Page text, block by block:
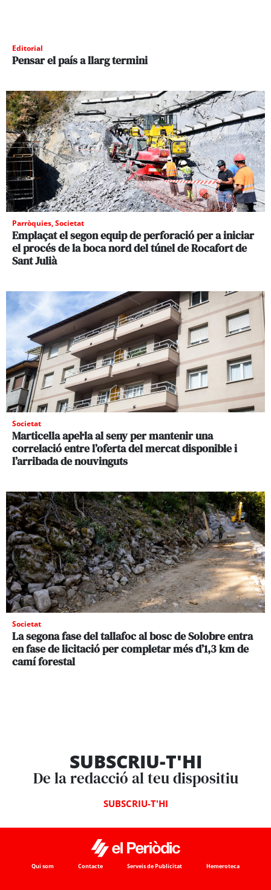
Editorial
Pensar el país a llarg termini
Parròquies,Societat
Emplaçat el segon equip de perforació per a iniciar
el procés de la boca nord del túnel de Rocafort de
Sant Julià
Societat
Marticella apel·la al seny per mantenir una
correlació entre l’oferta del mercat disponible i
l’arribada de nouvinguts
Societat
La segona fase del tallafoc al bosc de Solobre entra
en fase de licitació per completar més d’1,3 km de
camí forestal
SUBSCRIU-T'HI
De la redacció al teu dispositiu
SUBSCRIU-T'HI
Qui som Contacte Serveis de Publicitat Hemeroteca